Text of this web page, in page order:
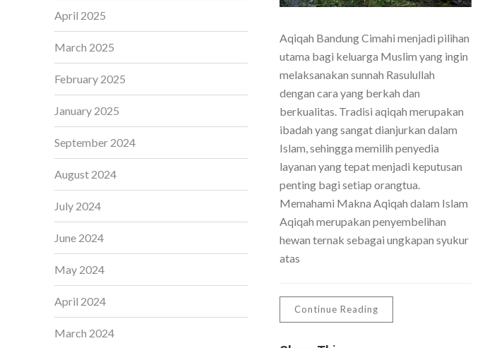
Aqiqah Bandung Cimahi menjadi pilihan
utama bagi keluarga Muslim yang ingin
melaksanakan sunnah Rasulullah
dengan cara yang berkah dan
berkualitas. Tradisi aqiqah merupakan
ibadah yang sangat dianjurkan dalam
Islam, sehingga memilih penyedia
layanan yang tepat menjadi keputusan
penting bagi setiap orangtua.
Memahami Makna Aqiqah dalam Islam
Aqiqah merupakan penyembelihan
hewan ternak sebagai ungkapan syukur
atas
Continue Reading
April 2025
March 2025
February 2025
January 2025
September 2024
August 2024
July 2024
June 2024
May 2024
April 2024
March 2024